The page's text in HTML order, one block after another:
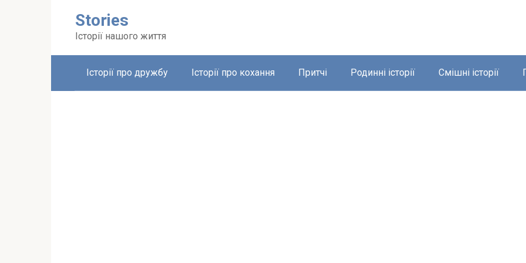
Stories
Історії нашого життя
Історії про дружбу Історії про кохання Притчі Родинні історії Смішні історії